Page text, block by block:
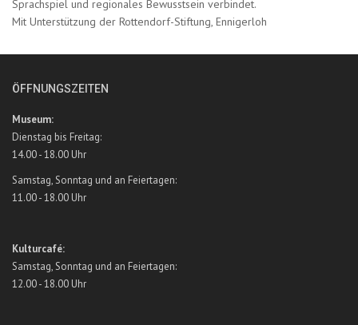
Sprachspiel und regionales Bewusstsein verbindet.
Mit Unterstützung der Rottendorf-Stiftung, Ennigerloh
ÖFFNUNGSZEITEN
Museum:
Dienstag bis Freitag:
14.00 - 18.00 Uhr
Samstag, Sonntag und an Feiertagen:
11.00 - 18.00 Uhr
Kulturcafé:
Samstag, Sonntag und an Feiertagen:
12.00 - 18.00 Uhr